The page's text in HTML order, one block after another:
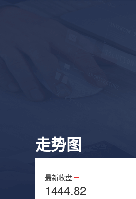
走势图
最新收盘
1444.82